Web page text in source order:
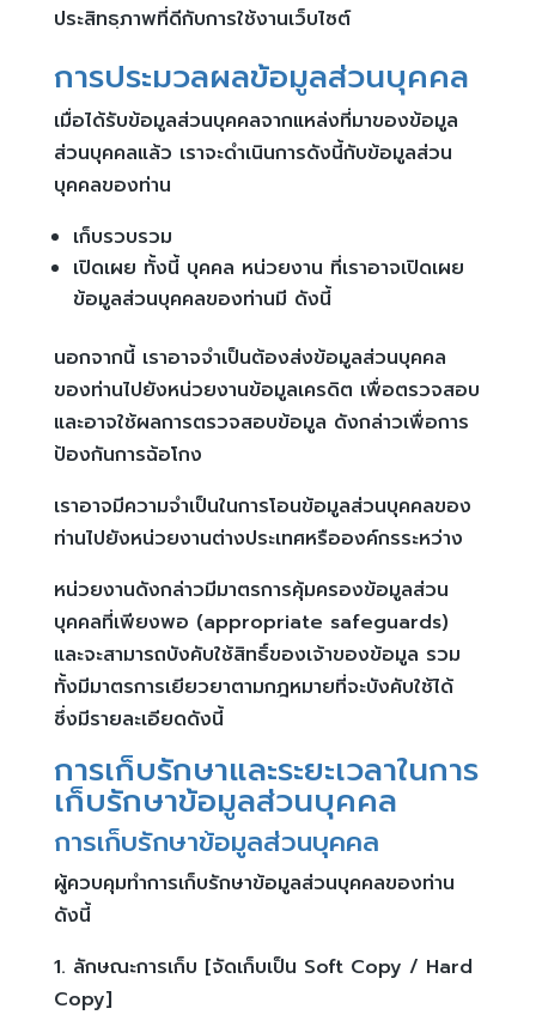
ประสิทธฺภาพที่ดีกับการใช้งานเว็บไซต์
การประมวลผลข้อมูลส่วนบุคคล
เมื่อได้รับข้อมูลส่วนบุคคลจากแหล่งที่มาของข้อมูล
ส่วนบุคคลแล้ว เราจะดำเนินการดังนี้กับข้อมูลส่วน
บุคคลของท่าน
เก็บรวบรวม
เปิดเผย ทั้งนี้ บุคคล หน่วยงาน ที่เราอาจเปิดเผย
ข้อมูลส่วนบุคคลของท่านมี ดังนี้
นอกจากนี้ เราอาจจำเป็นต้องส่งข้อมูลส่วนบุคคล
ของท่านไปยังหน่วยงานข้อมูลเครดิต เพื่อตรวจสอบ
และอาจใช้ผลการตรวจสอบข้อมูล ดังกล่าวเพื่อการ
ป้องกันการฉ้อโกง
เราอาจมีความจำเป็นในการโอนข้อมูลส่วนบุคคลของ
ท่านไปยังหน่วยงานต่างประเทศหรือองค์กรระหว่าง
หน่วยงานดังกล่าวมีมาตรการคุ้มครองข้อมูลส่วน
บุคคลที่เพียงพอ (appropriate safeguards)
และจะสามารถบังคับใช้สิทธิ์ของเจ้าของข้อมูล รวม
ทั้งมีมาตรการเยียวยาตามกฎหมายที่จะบังคับใช้ได้
ซึ่งมีรายละเอียดดังนี้
การเก็บรักษาและระยะเวลาในการ
เก็บรักษาข้อมูลส่วนบุคคล
การเก็บรักษาข้อมูลส่วนบุคคล
ผู้ควบคุมทำการเก็บรักษาข้อมูลส่วนบุคคลของท่าน
ดังนี้
1. ลักษณะการเก็บ [จัดเก็บเป็น Soft Copy / Hard
Copy]